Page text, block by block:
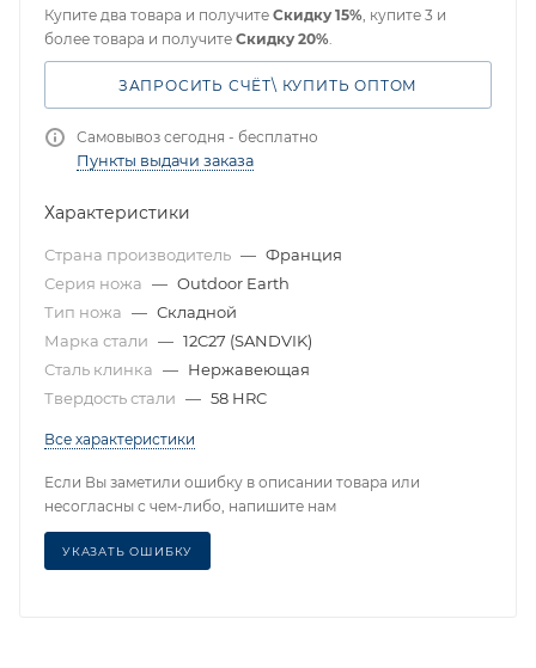
Купите два товара и получите Скидку 15%, купите 3 и
более товара и получите Скидку 20%.
ЗАПРОСИТЬ СЧЁТ\ КУПИТЬ ОПТОМ
Самовывоз сегодня - бесплатно
Пункты выдачи заказа
Характеристики
Страна производитель — Франция
Серия ножа — Outdoor Earth
Тип ножа — Складной
Марка стали — 12C27 (SANDVIK)
Сталь клинка — Нержавеющая
Твердость стали — 58 HRC
Все характеристики
Если Вы заметили ошибку в описании товара или
несогласны с чем-либо, напишите нам
УКАЗАТЬ ОШИБКУ